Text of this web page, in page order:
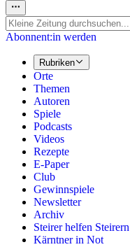
Abonnent:in werden
Rubriken
Orte
Themen
Autoren
Spiele
Podcasts
Videos
Rezepte
E-Paper
Club
Gewinnspiele
Newsletter
Archiv
Steirer helfen Steirern
Kärntner in Not